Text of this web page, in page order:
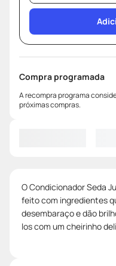
Compra programada
A recompra programa
próximas compras.
O Condicionador Seda
feito com ingredientes
desembaraço e dão
los com um cheirinho